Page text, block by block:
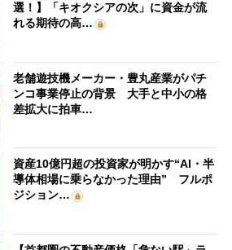
選！】「キオクシアの次」に資金が流
れる期待の高…
老舗遊技機メーカー・豊丸産業がパチ
ンコ事業停止の背景 大手と中小の格
差拡大に拍車…
資産10億円超の投資家が明かす“AI・半
導体相場に乗らなかった理由” フルポ
ジション…